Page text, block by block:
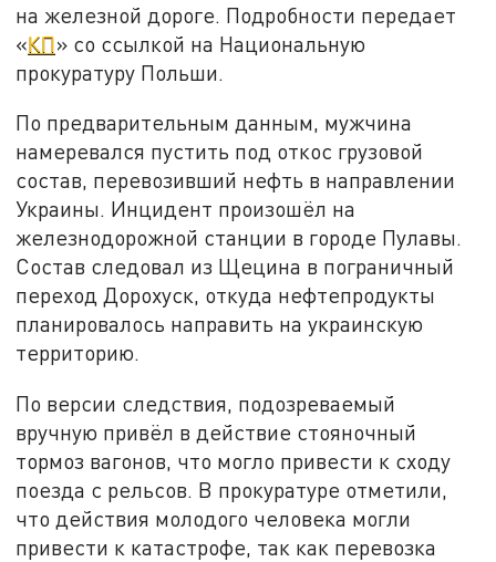
на железной дороге. Подробности передает
«КП» со ссылкой на Национальную
прокуратуру Польши.
По предварительным данным, мужчина
намеревался пустить под откос грузовой
состав, перевозивший нефть в направлении
Украины. Инцидент произошёл на
железнодорожной станции в городе Пулавы.
Состав следовал из Щецина в пограничный
переход Дорохуск, откуда нефтепродукты
планировалось направить на украинскую
территорию.
По версии следствия, подозреваемый
вручную привёл в действие стояночный
тормоз вагонов, что могло привести к сходу
поезда с рельсов. В прокуратуре отметили,
что действия молодого человека могли
привести к катастрофе, так как перевозка